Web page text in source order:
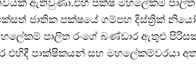
ඇතිවුණා.එහි පක්ෂ මහලේකම් පාලිත
ජාතික පක්ෂයේ ගම්පහ දිස්ත්‍රික්
පාලිත රංගේ බණ්ඩාර ඇතුළු
එහිදී පාක්ෂිකයන් සහ මහලේකම්වරයා